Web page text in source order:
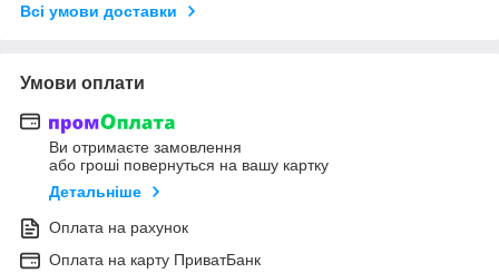
Всі умови доставки
Умови оплати
Ви отримаєте замовлення
або гроші повернуться на вашу картку
Детальніше
Оплата на рахунок
Оплата на карту ПриватБанк